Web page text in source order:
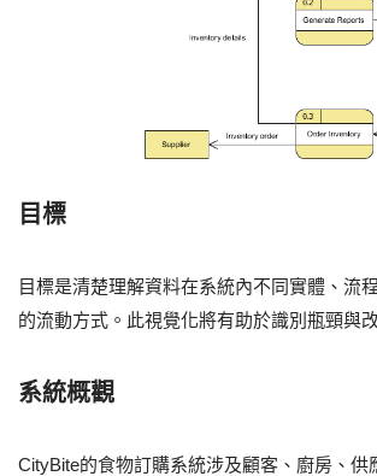
目標
目標是清楚理解資料在系統內不同實體、流
的流動方式。此視覺化將有助於識別瓶頸與
系統概觀
CityBite的食物訂購系統涉及顧客、廚房、供